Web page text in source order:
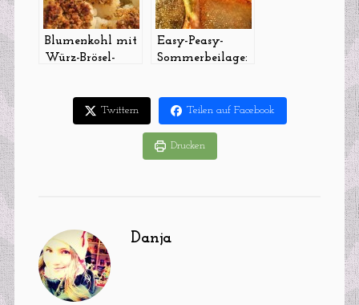
Blumenkohl mit
Würz-Brösel-
Easy-Peasy-
Sommerbeilage:
mit Gurken
Twittern Teilen auf Facebook
Drucken
Danja